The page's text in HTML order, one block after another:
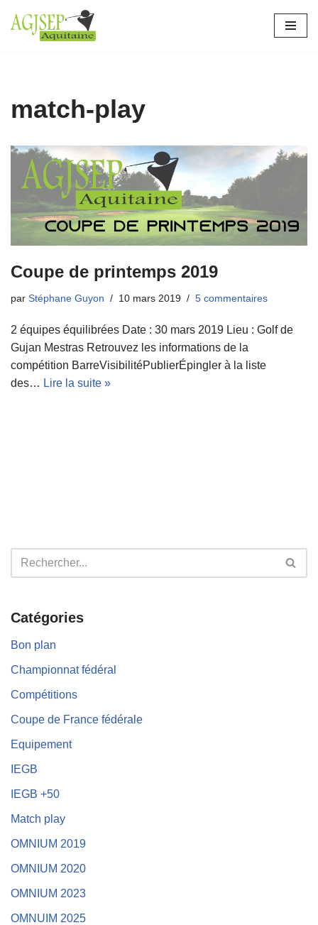
Aller
match-play
Coupe de printemps 2019
par Stéphane Guyon 10 mars 2019 5 commentaires
2 équipes équilibrées Date : 30 mars 2019 Lieu : Golf de
Gujan Mestras Retrouvez les informations de la
compétition BarreVisibilitéPublierÉpingler à la liste
des… Lire la suite »
Catégories
Bon plan
Championnat fédéral
Compétitions
Coupe de France fédérale
Equipement
IEGB
IEGB +50
Match play
OMNIUM 2019
OMNIUM 2020
OMNIUM 2023
OMNUIM 2025